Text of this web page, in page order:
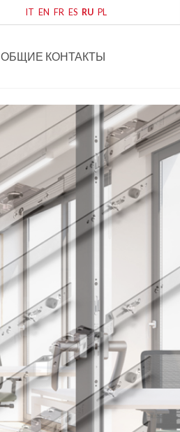
IT EN FR ES RU PL
ОБЩИЕ КОНТАКТЫ